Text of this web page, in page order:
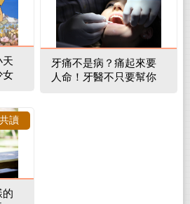
天
女
牙痛不是病？痛起來要
人命！牙醫不只要幫你
的
讀